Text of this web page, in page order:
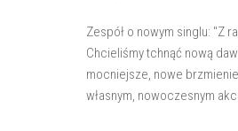
Zespół o nowym singlu: "Z
Chcieliśmy tchnąć nową
mocniejsze, nowe
własnym, nowoczesnym